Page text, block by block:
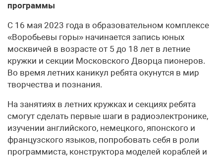
программы
С 16 мая 2023 года в образовательном комплексе
«Воробьевы горы» начинается запись юных
москвичей в возрасте от 5 до 18 лет в летние
кружки и секции Московского Дворца пионеров.
Во время летних каникул ребята окунутся в мир
творчества и познания.
На занятиях в летних кружках и секциях ребята
смогут сделать первые шаги в радиоэлектронике,
изучении английского, немецкого, японского и
французского языков, попробовать себя в роли
программиста, конструктора моделей кораблей и